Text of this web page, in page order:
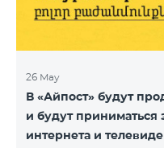
26 May
В «Айпост» будут
и будут
интернета и